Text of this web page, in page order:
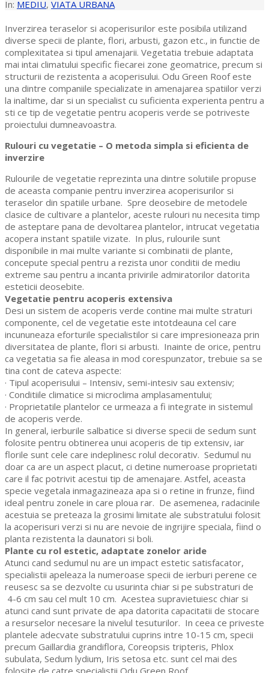
In: MEDIU, VIATA URBANA
Inverzirea teraselor si acoperisurilor este posibila utilizand
diverse specii de plante, flori, arbusti, gazon etc., in functie de
complexitatea si tipul amenajarii. Vegetatia trebuie adaptata
mai intai climatului specific fiecarei zone geomatrice, precum si
structurii de rezistenta a acoperisului. Odu Green Roof este
una dintre companiile specializate in amenajarea spatiilor verzi
la inaltime, dar si un specialist cu suficienta experienta pentru a
sti ce tip de vegetatie pentru acoperis verde se potriveste
proiectului dumneavoastra.
Rulouri cu vegetatie – O metoda simpla si eficienta de
inverzire
Rulourile de vegetatie reprezinta una dintre solutiile propuse
de aceasta companie pentru inverzirea acoperisurilor si
teraselor din spatiile urbane. Spre deosebire de metodele
clasice de cultivare a plantelor, aceste rulouri nu necesita timp
de asteptare pana de devoltarea plantelor, intrucat vegetatia
acopera instant spatiile vizate. In plus, rulourile sunt
disponibile in mai multe variante si combinatii de plante,
concepute special pentru a rezista unor conditii de mediu
extreme sau pentru a incanta privirile admiratorilor datorita
esteticii deosebite.
Vegetatie pentru acoperis extensiva
Desi un sistem de acoperis verde contine mai multe straturi
componente, cel de vegetatie este intotdeauna cel care
incununeaza eforturile specialistilor si care impresioneaza prin
diversitatea de plante, flori si arbusti. Inainte de orice, pentru
ca vegetatia sa fie aleasa in mod corespunzator, trebuie sa se
tina cont de cateva aspecte:
· Tipul acoperisului – Intensiv, semi-intesiv sau extensiv;
· Conditiile climatice si microclima amplasamentului;
· Proprietatile plantelor ce urmeaza a fi integrate in sistemul
de acoperis verde.
In general, ierburile salbatice si diverse specii de sedum sunt
folosite pentru obtinerea unui acoperis de tip extensiv, iar
florile sunt cele care indeplinesc rolul decorativ. Sedumul nu
doar ca are un aspect placut, ci detine numeroase proprietati
care il fac potrivit acestui tip de amenajare. Astfel, aceasta
specie vegetala inmagazineaza apa si o retine in frunze, fiind
ideal pentru zonele in care ploua rar. De asemenea, radacinile
acestuia se preteaza la grosimi limitate ale substratului folosit
la acoperisuri verzi si nu are nevoie de ingrijire speciala, fiind o
planta rezistenta la daunatori si boli.
Plante cu rol estetic, adaptate zonelor aride
Atunci cand sedumul nu are un impact estetic satisfacator,
specialistii apeleaza la numeroase specii de ierburi perene ce
reusesc sa se dezvolte cu usurinta chiar si pe substraturi de
4-6 cm sau cel mult 10 cm. Acestea supravietuiesc chiar si
atunci cand sunt private de apa datorita capacitatii de stocare
a resurselor necesare la nivelul tesuturilor. In ceea ce priveste
plantele adecvate substratului cuprins intre 10-15 cm, specii
precum Gaillardia grandiflora, Coreopsis tripteris, Phlox
subulata, Sedum lydium, Iris setosa etc. sunt cel mai des